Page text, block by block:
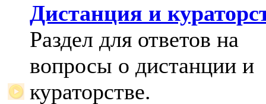
Дистанция и
Раздел для ответов на
вопросы о дистанции и
кураторстве.